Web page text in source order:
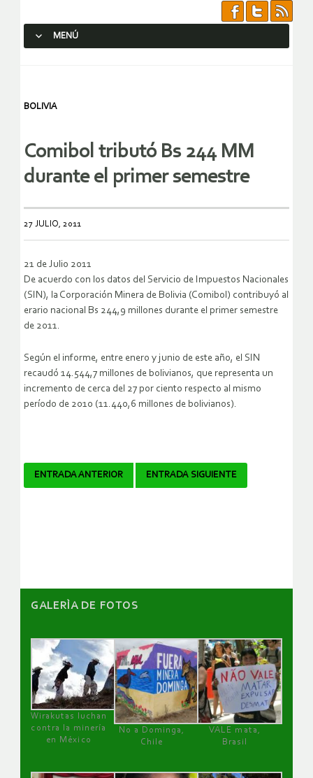
MENÚ
BOLIVIA
Comibol tributó Bs 244 MM
durante el primer semestre
27 JULIO, 2011
21 de Julio 2011
De acuerdo con los datos del Servicio de Impuestos Nacionales
(SIN), la Corporación Minera de Bolivia (Comibol) contribuyó al
erario nacional Bs 244,9 millones durante el primer semestre
de 2011.
Según el informe, entre enero y junio de este año, el SIN
recaudó 14.544,7 millones de bolivianos, que representa un
incremento de cerca del 27 por ciento respecto al mismo
período de 2010 (11.440,6 millones de bolivianos).
Navegador
ENTRADA ANTERIOR ENTRADA SIGUIENTE
GALERÌA DE FOTOS
Wirakutas luchan
contra la minería
en México
No a Dominga,
Chile
VALE mata,
Brasil